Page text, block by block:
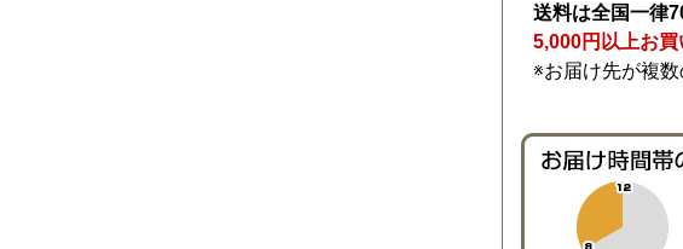
送料は全国一律
5,000円以上お買
※お届け先が複数